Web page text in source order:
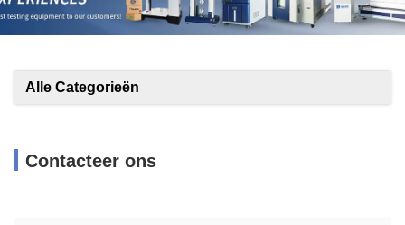
Alle Categorieën
Contacteer ons